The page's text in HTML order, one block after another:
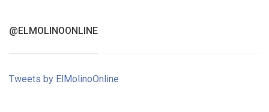
@ELMOLINOONLINE
Tweets by ElMolinoOnline